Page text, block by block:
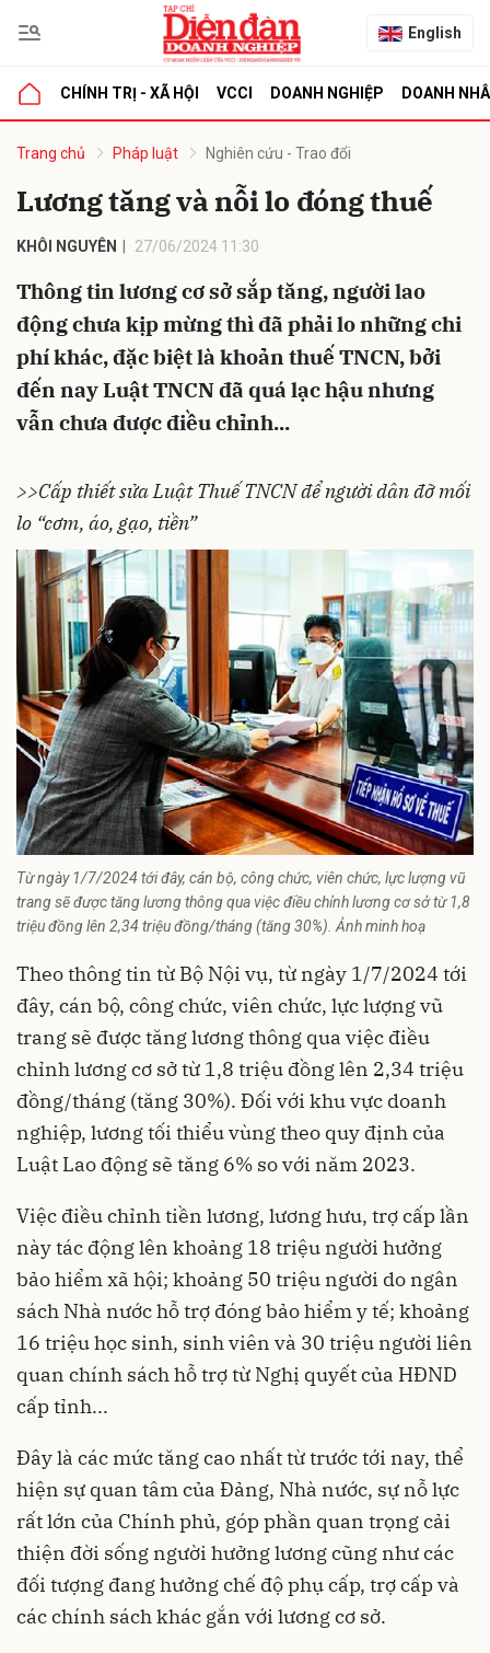
English
CHÍNH TRỊ - XÃ HỘI VCCI DOANH NGHIỆP DOANH
Trang chủ Pháp luật Nghiên cứu - Trao đổi
Lương tăng và nỗi lo đóng thuế
KHÔI NGUYÊN 27/06/2024 11:30
Thông tin lương cơ sở sắp tăng, người lao
động chưa kịp mừng thì đã phải lo những chi
phí khác, đặc biệt là khoản thuế TNCN, bởi
đến nay Luật TNCN đã quá lạc hậu nhưng
vẫn chưa được điều chỉnh...
>>Cấp thiết sửa Luật Thuế TNCN để người dân đỡ mối
lo “cơm, áo, gạo, tiền”
Từ ngày 1/7/2024 tới đây, cán bộ, công chức, viên chức, lực lượng vũ
trang sẽ được tăng lương thông qua việc điều chỉnh lương cơ sở từ 1,8
triệu đồng lên 2,34 triệu đồng/tháng (tăng 30%). Ảnh minh hoạ
Theo thông tin từ Bộ Nội vụ, từ ngày 1/7/2024 tới
đây, cán bộ, công chức, viên chức, lực lượng vũ
trang sẽ đượctăng lươngthông qua việc điều
chỉnh lương cơ sở từ 1,8 triệu đồng lên 2,34 triệu
đồng/tháng (tăng 30%). Đối với khu vực doanh
nghiệp, lương tối thiểu vùng theo quy định của
Luật Lao động sẽ tăng 6% so với năm 2023.
Việc điều chỉnh tiền lương, lương hưu, trợ cấp lần
này tác động lên khoảng 18 triệu người hưởng
bảo hiểm xã hội; khoảng 50 triệu người do ngân
sách Nhà nước hỗ trợ đóng bảo hiểm y tế; khoảng
16 triệu học sinh, sinh viên và 30 triệu người liên
quan chính sách hỗ trợ từ Nghị quyết của HĐND
cấp tỉnh...
Đây là các mức tăng cao nhất từ trước tới nay, thể
hiện sự quan tâm của Đảng, Nhà nước, sự nỗ lực
rất lớn của Chính phủ, góp phần quan trọng cải
thiện đời sống người hưởng lương cũng như các
đối tượng đang hưởng chế độ phụ cấp, trợ cấp và
các chính sách khác gắn với lương cơ sở.
luận
Hủy